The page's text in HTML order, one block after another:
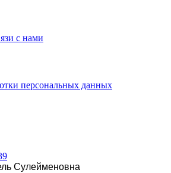
с нами
персональных данных
Сулейменовна